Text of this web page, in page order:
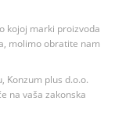
kojoj marki proizvoda
molimo obratite nam
Konzum plus d.o.o.
na vaša zakonska